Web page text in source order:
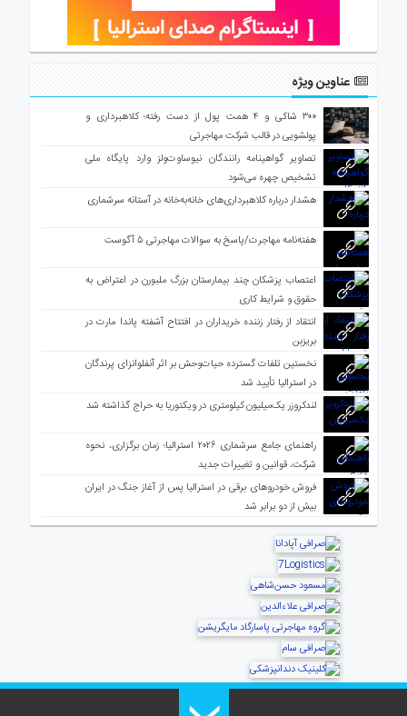
عناوین ویژه
۳۰۰ شاکی و ۴ همت پول از دست رفته؛ کلاهبرداری و
پولشویی در قالب شرکت مهاجرتی
تصاویر گواهینامه رانندگان نیوساوت‌ولز وارد پایگاه ملی
تشخیص چهره می‌شود
هشدار درباره کلاهبرداری‌های خانه‌به‌خانه در آستانه سرشماری
هفته‌نامه مهاجرت/پاسخ به سوالات مهاجرتی ۵ آگوست
اعتصاب پزشکان چند بیمارستان بزرگ ملبورن در اعتراض به
حقوق و شرایط کاری
انتقاد از رفتار زننده خریداران در افتتاح آشفته پاندا مارت در
بریزبن
نخستین تلفات گسترده حیات‌وحش بر اثر آنفلوانزای پرندگان
در استرالیا تأیید شد
لندکروزر یک‌میلیون کیلومتری در ویکتوریا به حراج گذاشته شد
راهنمای جامع سرشماری ۲۰۲۶ استرالیا؛ زمان برگزاری، نحوه
شرکت، قوانین و تغییرات جدید
فروش خودروهای برقی در استرالیا پس از آغاز جنگ در ایران
بیش از دو برابر شد